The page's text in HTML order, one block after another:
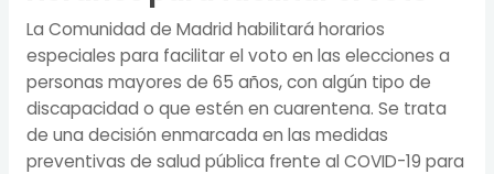
La Comunidad de Madrid habilitará horarios
especiales para facilitar el voto en las elecciones a
personas mayores de 65 años, con algún tipo de
discapacidad o que estén en cuarentena. Se trata
de una decisión enmarcada en las medidas
preventivas de salud pública frente al COVID-19 para